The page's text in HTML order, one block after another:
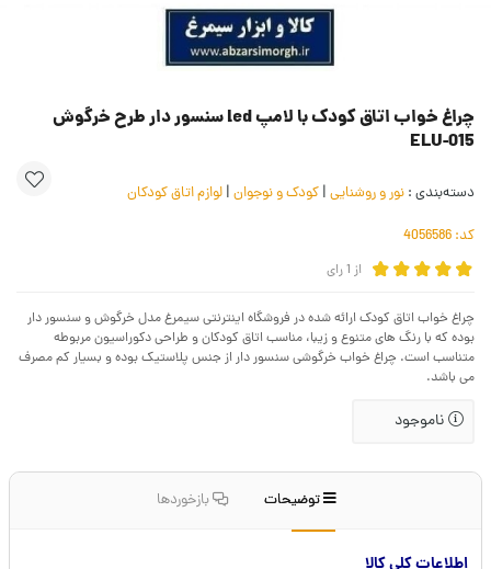
چراغ خواب اتاق کودک با لامپ led سنسور دار طرح خرگوش
ELU-015
دسته‌بندی : نور و روشنایی | کودک و نوجوان | لوازم اتاق کودکان
کد:
از 1رای
چراغ خواب اتاق کودک ارائه شده در فروشگاه اینترنتی سیمرغ مدل خرگوش و سنسور دار
بوده که با رنگ های متنوع و زیبا، مناسب اتاق کودکان و طراحی دکوراسیون مربوطه
متناسب است. چراغ خواب خرگوشی سنسور دار از جنس پلاستیک بوده و بسیار کم مصرف
می باشد.
ناموجود
توضیحات بازخوردها